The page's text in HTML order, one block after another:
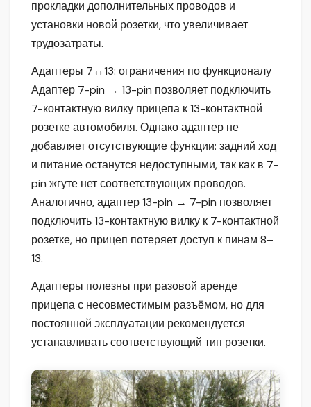
прокладки дополнительных проводов и
установки новой розетки, что увеличивает
трудозатраты.
Адаптеры 7↔13: ограничения по функционалу
Адаптер 7-pin → 13-pin позволяет подключить
7-контактную вилку прицепа к 13-контактной
розетке автомобиля. Однако адаптер не
добавляет отсутствующие функции: задний ход
и питание останутся недоступными, так как в 7-
pin жгуте нет соответствующих проводов.
Аналогично, адаптер 13-pin → 7-pin позволяет
подключить 13-контактную вилку к 7-контактной
розетке, но прицеп потеряет доступ к пинам 8–
13.
Адаптеры полезны при разовой аренде
прицепа с несовместимым разъёмом, но для
постоянной эксплуатации рекомендуется
устанавливать соответствующий тип розетки.